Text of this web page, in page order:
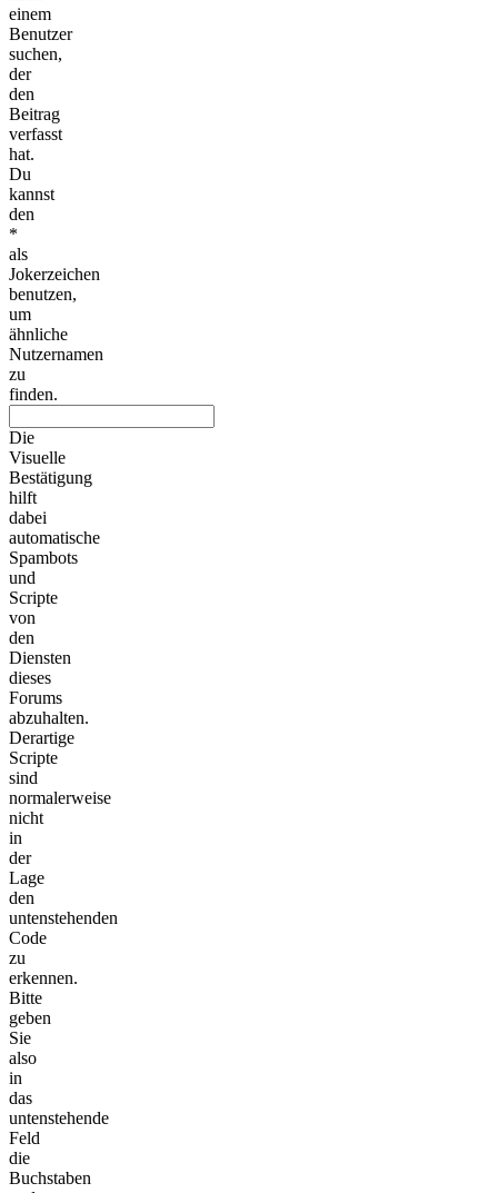
einem
Benutzer
suchen,
der
den
Beitrag
verfasst
hat.
Du
kannst
den
*
als
Jokerzeichen
benutzen,
um
ähnliche
Nutzernamen
zu
finden.
Die
Visuelle
Bestätigung
hilft
dabei
automatische
Spambots
und
Scripte
von
den
Diensten
dieses
Forums
abzuhalten.
Derartige
Scripte
sind
normalerweise
nicht
in
der
Lage
den
untenstehenden
Code
zu
erkennen.
Bitte
geben
Sie
also
in
das
untenstehende
Feld
die
Buchstaben